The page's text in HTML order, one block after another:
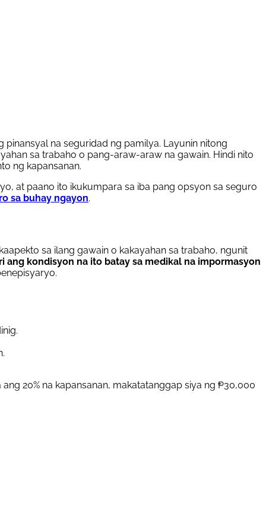
na seguridad ng pamilya. Layunin nitong
sa trabaho o pang-araw-araw na gawain. Hindi nito
ng kapansanan.
at paano ito ikukumpara sa iba pang opsyon sa seguro
sa buhay ngayon.
sa ilang gawain o kakayahan sa trabaho, ngunit
ang kondisyon na ito batay sa medikal na impormasyon
20% na kapansanan, makatatanggap siya ng ₱30,000